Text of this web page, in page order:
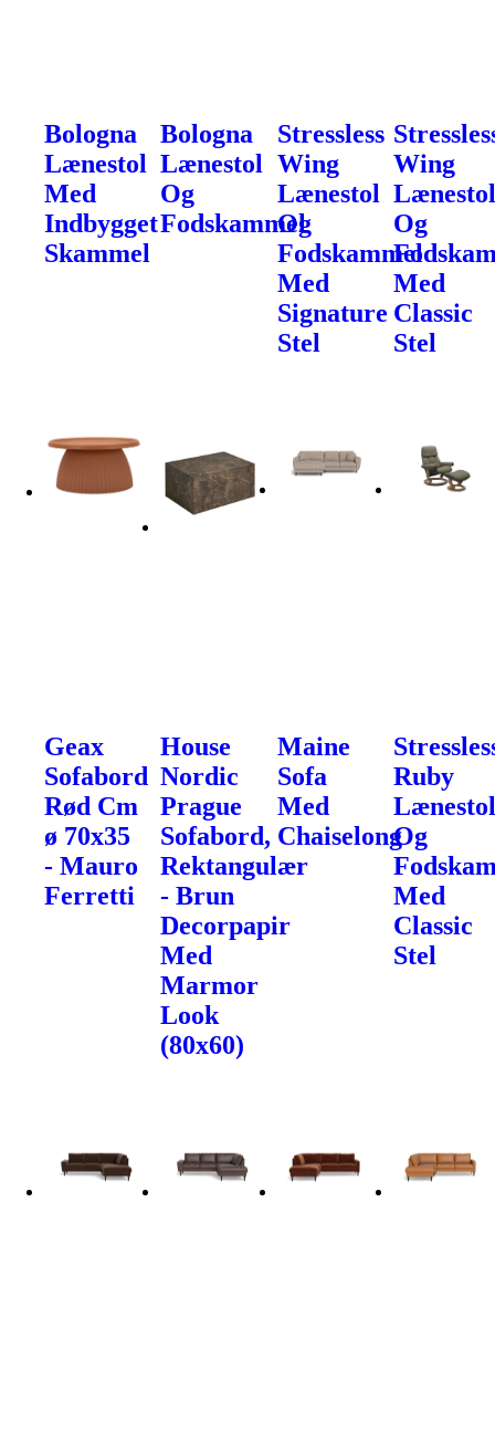
Bologna
Lænestol
Med
Indbygget
Skammel
Bologna
Lænestol
Og
Fodskammel
Stressless
Wing
Lænestol
Og
Fodskammel
Med
Signature
Stel
Wing
Og
Med
Classic
Stel
Geax
Sofabord
Rød Cm
ø 70x35
- Mauro
Ferretti
House
Nordic
Prague
Sofabord,
Rektangulær
- Brun
Decorpapir
Med
Marmor
Look
(80x60)
Maine
Sofa
Med
Chaiselong
Ruby
Og
Med
Classic
Stel